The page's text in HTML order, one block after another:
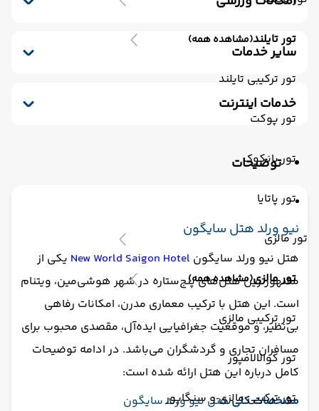
تور تایلند(مشاهده همه)
تور ترکیبی تایلند
تور پوکت
تور بانکوک
تور پاتایا
تور مالزی
تور مالزی(مشاهده همه)
تور ترکیبی مالزی
تور کوالالامپور
تور ترکیبی مالزی و سنگاپور
رستوران فضای باز
مینی بار رایگان
کافی شاپ
خشکشویی
صندوق امانات
کافی شاپ فضای باز
اسپا
سایر خدمات
ترانسفر رفت (استقبال)
مکالمه کارکنان - مسلط به زبان انگلیسی
سالن چند منظوره
خدمات اینترنت
اینترنت
توضیحات
نیو ورلد هتل سایگون
هتل نیو ورلد سایگون New World Saigon Hotel یکی از
مشهورترین هتل‌های پنج‌ستاره در شهر هوشی‌مین، ویتنام
است. این هتل با ترکیب معماری مدرن، امکانات رفاهی
بی‌نظیر، و موقعیت جغرافیایی ایده‌آل، مقصدی محبوب برای
مسافران تجاری و گردشگران می‌باشد. در ادامه توضیحات
کامل درباره این هتل ارائه شده است:
مشخصات کلیهتل نیو ورلد سایگون